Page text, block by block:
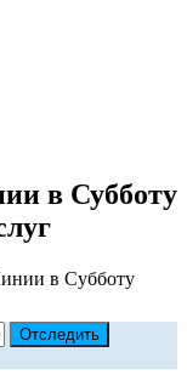
в Субботу
в Субботу